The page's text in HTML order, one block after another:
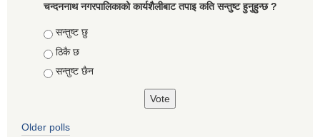
चन्दननाथ नगरपालिकाको कार्यशैलीबाट तपाइ कति सन्तुष्ट हुनुहुन्छ ?
Choices
सन्तुष्ट छु
ठिकै छ
सन्तुष्ट छैन
Older polls